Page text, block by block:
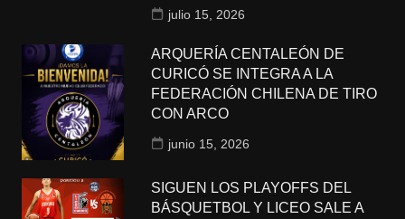
julio 15, 2026
ARQUERÍA CENTALEÓN DE
CURICÓ SE INTEGRA A LA
FEDERACIÓN CHILENA DE TIRO
CON ARCO
junio 15, 2026
SIGUEN LOS PLAYOFFS DEL
BÁSQUETBOL Y LICEO SALE A